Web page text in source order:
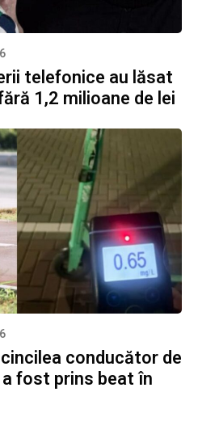
telefonice au lăsat
1,2 milioane de lei
conducător de
fost prins beat în